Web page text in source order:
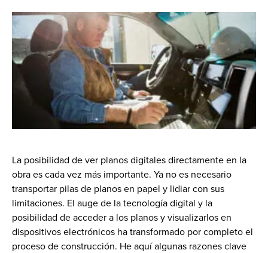
La posibilidad de ver planos digitales directamente en la
obra es cada vez más importante. Ya no es necesario
transportar pilas de planos en papel y lidiar con sus
limitaciones. El auge de la tecnología digital y la
posibilidad de acceder a los planos y visualizarlos en
dispositivos electrónicos ha transformado por completo el
proceso de construcción. He aquí algunas razones clave